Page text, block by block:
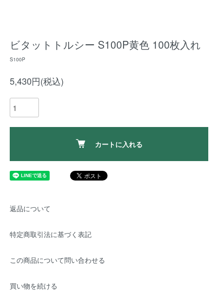
ビタットトルシー S100P黄色 100枚入れ
S100P
5,430円(税込)
カートに入れる
返品について
特定商取引法に基づく表記
この商品について問い合わせる
買い物を続ける